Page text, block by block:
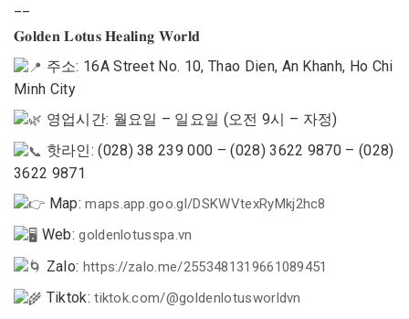
𝐆𝐨𝐥𝐝𝐞𝐧 𝐋𝐨𝐭𝐮𝐬 𝐇𝐞𝐚𝐥𝐢𝐧𝐠 𝐖𝐨𝐫𝐥𝐝
주소: 16A Street No. 10, Thao Dien, An Khanh, Ho Chi
Minh City
영업시간: 월요일 – 일요일 (오전 9시 – 자정)
핫라인: (028) 38 239 000 – (028) 3622 9870 – (028)
3622 9871
Map:maps.app.goo.gl/DSKWVtexRyMkj2hc8
Web:goldenlotusspa.vn
Zalo: https://zalo.me/2553481319661089451
Tiktok:tiktok.com/@goldenlotusworldvn